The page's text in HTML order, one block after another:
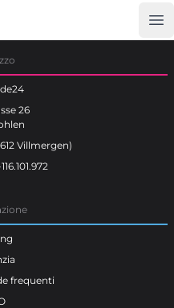
26
Villmergen)
frequenti